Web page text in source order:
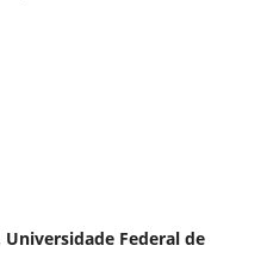
Universidade Federal de